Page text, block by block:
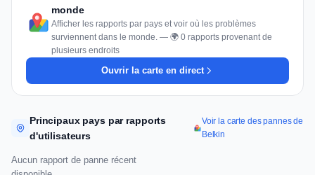
monde
Afficher les rapports par pays et voir où les problèmes
surviennent dans le monde. — 🌍 0 rapports provenant de
plusieurs endroits
Ouvrir la carte en direct
Principaux pays par rapports
d'utilisateurs
Voir la carte des pannes de
Belkin
Aucun rapport de panne récent